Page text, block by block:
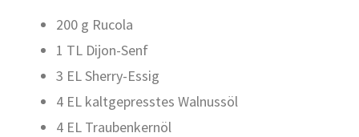
200 g Ruco­la
1 TL Dijon-Senf
3 EL Sher­ry-Essig
4 EL kalt­ge­press­tes Wal­nuss­öl
4 EL Trau­ben­kern­öl